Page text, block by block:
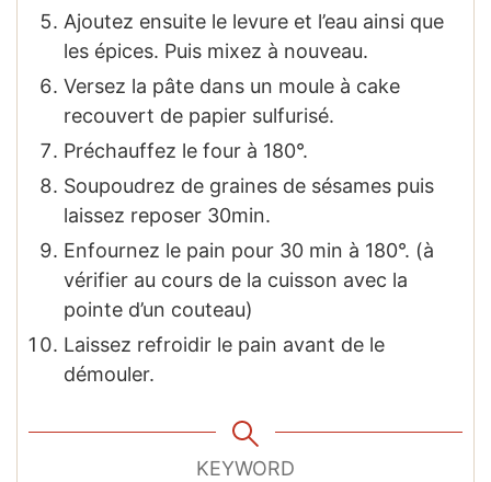
Ajoutez ensuite le levure et l’eau ainsi que
les épices. Puis mixez à nouveau.
Versez la pâte dans un moule à cake
recouvert de papier sulfurisé.
Préchauffez le four à 180°.
Soupoudrez de graines de sésames puis
laissez reposer 30min.
Enfournez le pain pour 30 min à 180°. (à
vérifier au cours de la cuisson avec la
pointe d’un couteau)
Laissez refroidir le pain avant de le
démouler.
KEYWORD